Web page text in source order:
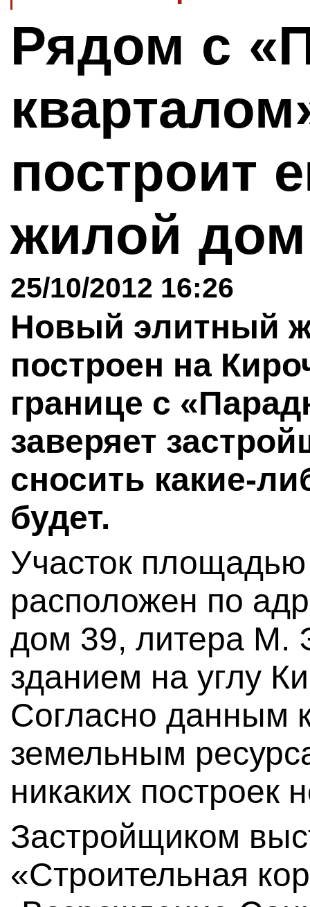
Рядом с
построит
жилой
25/10/2012 16:26
Новый элитный
построен на
границе с
заверяет
сносить какие-
будет.
Участок
расположен по
дом 39, литера М.
зданием на углу
Согласно данным
земельным
никаких построек
Застройщиком
«Строительная